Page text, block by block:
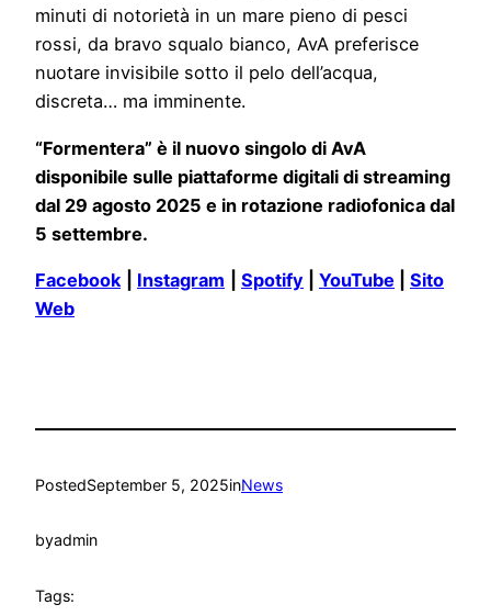
minuti di notorietà in un mare pieno di pesci
rossi, da bravo squalo bianco, AvA preferisce
nuotare invisibile sotto il pelo dell’acqua,
discreta… ma imminente.
“Formentera” è il nuovo singolo di AvA
disponibile sulle piattaforme digitali di streaming
dal 29 agosto 2025 e in rotazione radiofonica dal
5 settembre.
Facebook Instagram Spotify YouTube
Sito
Web
PostedSeptember 5, 2025inNews
byadmin
Tags: